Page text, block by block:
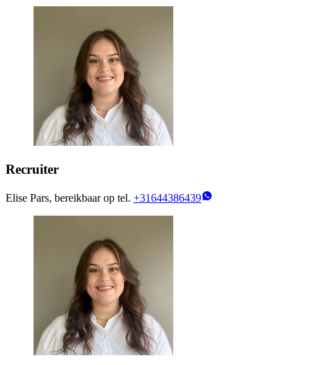
Recruiter
Elise Pars, bereikbaar op tel. +31644386439